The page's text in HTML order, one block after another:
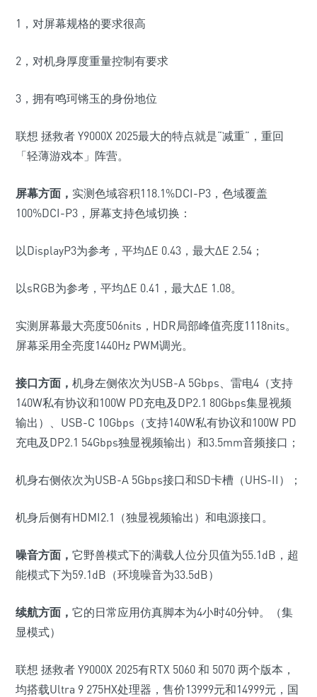
1 ，对屏幕规格的要求很高
2 ，对机身厚度重量控制有要求
3 ，拥有鸣珂锵玉的身份地位
联想 拯救者 Y9000X 2025最大的特点就是“减重”，重回
「轻薄游戏本」阵营。
屏幕方面， 实测色域容积118.1%DCI-P3 ，色域覆盖
100%DCI-P3 ，屏幕支持色域切换：
以DisplayP3为参考，平均ΔE 0.43 ，最大ΔE 2.54 ；
以sRGB为参考，平均ΔE 0.41 ，最大ΔE 1.08。
实测屏幕最大亮度506nits ， HDR局部峰值亮度1118nits。
屏幕采用全亮度1440Hz PWM调光。
接口方面， 机身左侧依次为USB-A 5Gbps 、雷电4 （支持
140W私有协议和100W PD充电及 DP2.1 80Gbps集显视频
输出）
USB-C 10Gbps （支持140W私有协议和100W PD
充电及 DP2.1 54Gbps独显视频输出） 和3.5mm音频接口；
机身右侧依次为USB-A 5Gbps接口和SD卡槽 （UHS-II ） ；
机身后侧有HDMI2.1 （独显视频输出） 和电源接口。
噪音方面， 它野兽模式下的满载人位分贝值为55.1dB ，超
能模式下为59.1dB （环境噪音为33.5dB）
续航方面， 它的日常应用仿真脚本为4小时40分钟。
（集
显模式）
联想 拯救者 Y9000X 2025有RTX 5060 和 5070 两个版本，
均搭载Ultra 9 275HX处理器，售价13999元和14999元，国